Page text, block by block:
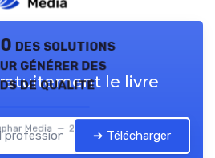
des solutions
générer des
de qualité
Media — 2026
le livre
➔ Télécharger